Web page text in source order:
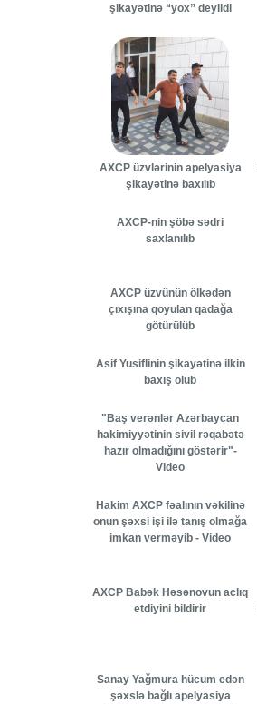
şikayətinə “yox” deyildi
AXCP üzvlərinin apelyasiya
şikayətinə baxılıb
AXCP-nin şöbə sədri
saxlanılıb
AXCP üzvünün ölkədən
çıxışına qoyulan qadağa
götürülüb
Asif Yusiflinin şikayətinə ilkin
baxış olub
"Baş verənlər Azərbaycan
hakimiyyətinin sivil rəqabətə
hazır olmadığını göstərir"-
Video
Hakim AXCP fəalının vəkilinə
onun şəxsi işi ilə tanış olmağa
imkan verməyib - Video
AXCP Babək Həsənovun aclıq
etdiyini bildirir
Sanay Yağmura hücum edən
şəxslə bağlı apelyasiya